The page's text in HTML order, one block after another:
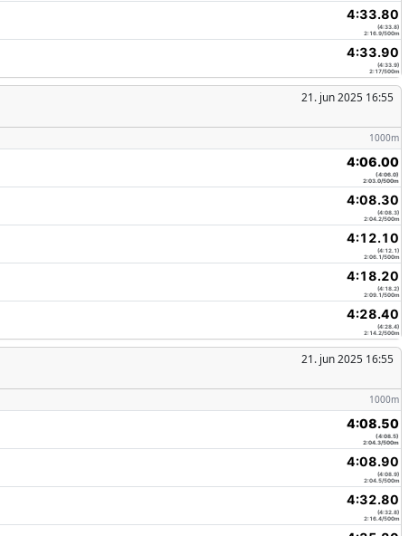
4:33.80
(4:33.8)
2:16.9/500m
4:33.90
(4:33.9)
2:17/500m
21. jun 2025 16:55
1000m
4:06.00
(4:06.0)
2:03.0/500m
4:08.30
(4:08.3)
2:04.2/500m
4:12.10
(4:12.1)
2:06.1/500m
4:18.20
(4:18.2)
2:09.1/500m
4:28.40
(4:28.4)
2:14.2/500m
21. jun 2025 16:55
1000m
4:08.50
(4:08.5)
2:04.3/500m
4:08.90
(4:08.9)
2:04.5/500m
4:32.80
(4:32.8)
2:16.4/500m